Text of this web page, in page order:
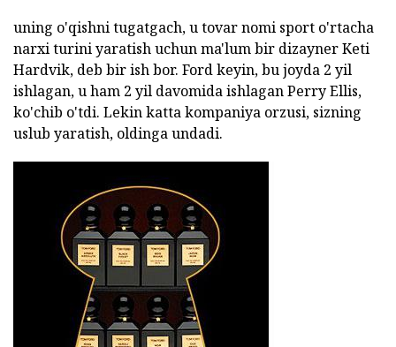
uning o'qishni tugatgach, u tovar nomi sport o'rtacha
narxi turini yaratish uchun ma'lum bir dizayner Keti
Hardvik, deb bir ish bor. Ford keyin, bu joyda 2 yil
ishlagan, u ham 2 yil davomida ishlagan Perry Ellis,
ko'chib o'tdi. Lekin katta kompaniya orzusi, sizning
uslub yaratish, oldinga undadi.